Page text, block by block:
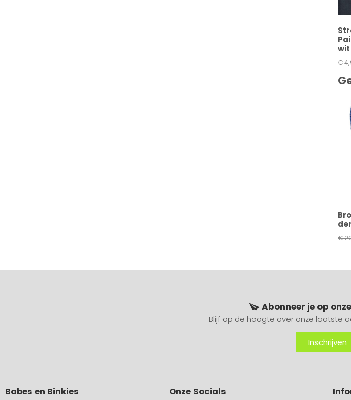
wit
€
€
Abonneer je op
Blijf op de hoogte over onze laatste
Inschrijven
Babes en Binkies Onze Socials